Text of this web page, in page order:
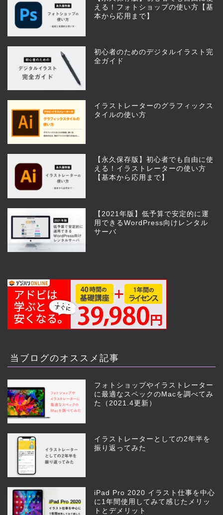
える！フォトショップの使い方【基
本から応用まで】
初心者のためのデジタルイラスト完
全ガイド
イラストレーターのグラフィックス
タイルの使い方
【永久保存版】初心者でも自由に使
える！イラストレーターの使い方
【基本から応用まで】
【2021年版】低予算で安定的に運
用できるWordPress向けレンタル
サーバ
当ブログのオススメ記事
フォトショップやイラストレーター
に最適なスペックのMacを調べてみ
た（2021.4更新）
イラストレーターとしての2年半を
振り返ってみた
iPad Pro 2020 イラスト仕事を中心
に1年間使用してみて感じたメリッ
トとデメリット